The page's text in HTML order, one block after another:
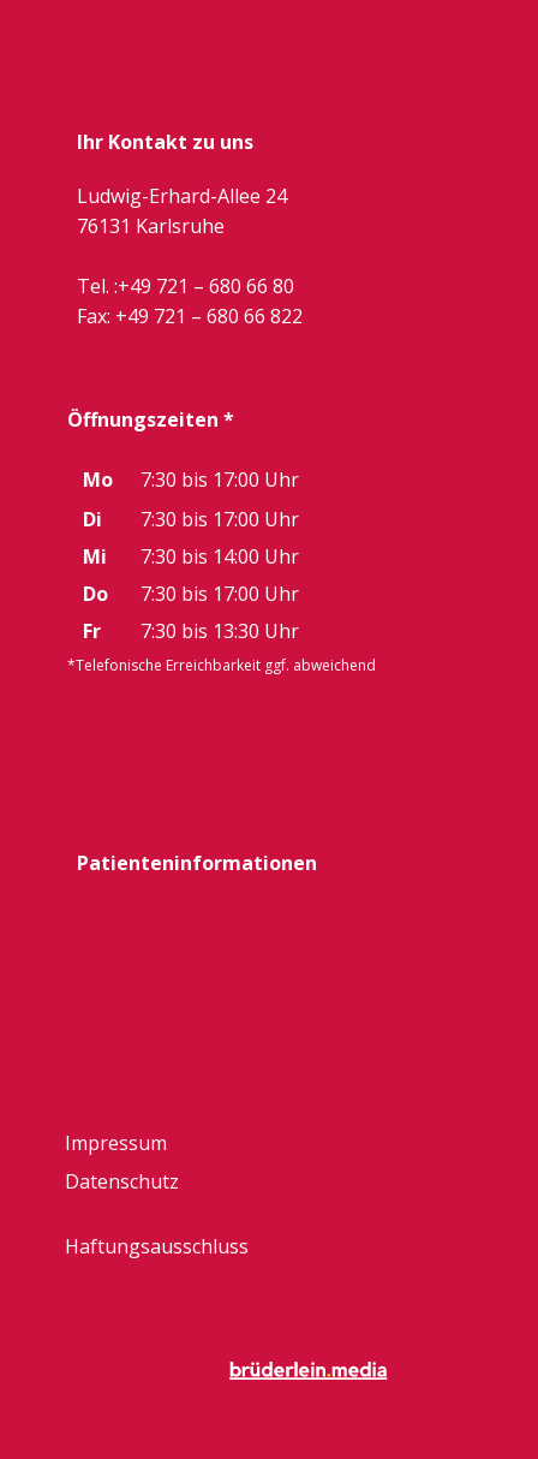
Ihr Kontakt zu uns
Ludwig-Erhard-Allee 24
76131 Karlsruhe
Tel. :+49 721 – 680 66 80
Fax: +49 721 – 680 66 822
Öffnungszeiten *
Mo
7:30 bis 17:00 Uhr
Di
7:30 bis 17:00 Uhr
Mi
7:30 bis 14:00 Uhr
Do
7:30 bis 17:00 Uhr
Fr
7:30 bis 13:30 Uhr
*Telefonische Erreichbarkeit ggf. abweichend
Patienteninformationen
Impressum
Datenschutz
Haftungsausschluss